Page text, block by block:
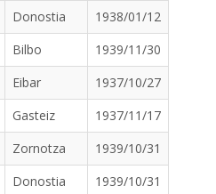
Donostia
1938/01/12
Bilbo
1939/11/30
Eibar
1937/10/27
Gasteiz
1937/11/17
Zornotza
1939/10/31
Donostia
1939/10/31